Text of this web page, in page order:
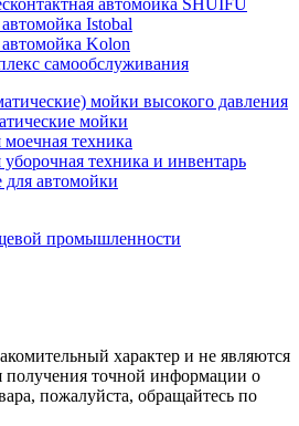
Istobal
Kolon
самообслуживания
мойки высокого давления
мойки
техника
техника и инвентарь
автомойки
промышленности
характер и не являются
точной информации о
пожалуйста, обращайтесь по